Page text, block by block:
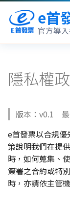
e首
官方導
開通與上線準備
電子發票是什麼
發票字軌申請
線上報價與申請
導入預算評估
案例與選擇理由
API 概覽
認證與金鑰
發票開立
發票查詢
電子發票相關法規
聯絡客服
隱私權
版本：v0.1｜
e首發票以合規
策說明我們在提
時，如何蒐集、
簽署之合約或特
時，亦請依主管